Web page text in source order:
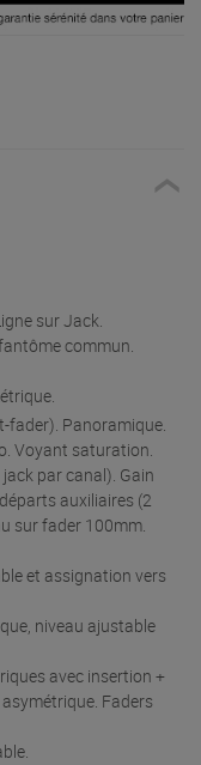
sur Jack.
commun.
fader). Panoramique.
Voyant saturation.
par canal). Gain
auxiliaires (2
sur fader 100mm.
et assignation vers
niveau ajustable
avec insertion +
Faders